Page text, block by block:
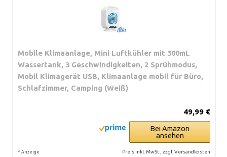
Mobile Klimaanlage, Mini Luftkühler mit 300mL
Wassertank, 3 Geschwindigkeiten, 2 Sprühmodus,
Mobil Klimagerät USB, Klimaanlage mobil für Büro,
Schlafzimmer, Camping (Weiß)
49,99 €
Bei Amazon
ansehen
* Anzeige Preis inkl. MwSt., zzgl. Versandkosten